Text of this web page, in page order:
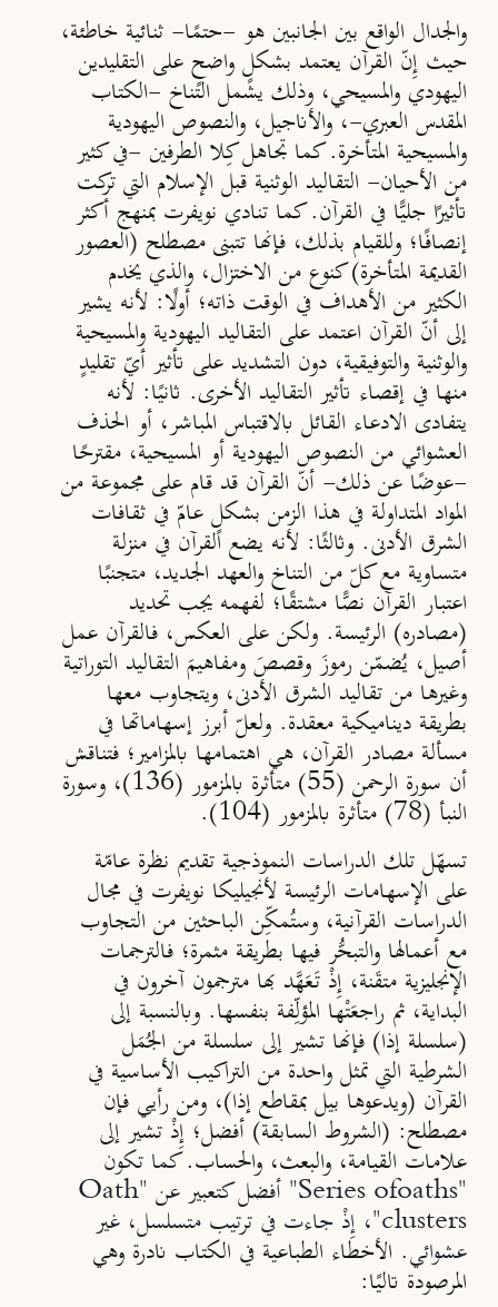
والجدال الواقع بين الجانبين هو -حتمًا- ثنائية خاطئة،
حيث إِنّ القرآن يعتمد بشكلٍ واضحٍ على التقليدين
اليهودي والمسيحي، وذلك يشمل التناخ -الكتاب
المقدس العبري-، والأناجيل، والنصوص اليهودية
والمسيحية المتأخرة. كما تجاهل كِلا الطرفين -في كثير
من الأحيان- التقاليد الوثنية قبل الإسلام التي تركت
تأثيرًا جليًّا في القرآن. كما تنادي نويفرت بمنهج أكثر
إنصافًا؛ وللقيام بذلك، فإنها تتبنى مصطلح (العصور
القديمة المتأخرة) كنوع من الاختزال، والذي يخدم
الكثير من الأهداف في الوقت ذاته؛ أولًا: لأنه يشير
إلى أنّ القرآن اعتمد على التقاليد اليهودية والمسيحية
والوثنية والتوفيقية، دون التشديد على تأثير أيّ تقليدٍ
منها في إقصاء تأثير التقاليد الأخرى. ثانيًا: لأنه
يتفادى الادعاء القائل بالاقتباس المباشر، أو الحذف
العشوائي من النصوص اليهودية أو المسيحية، مقترحًا
-عوضًا عن ذلك- أنّ القرآن قد قام على مجموعة من
المواد المتداولة في هذا الزمن بشكلٍ عامّ في ثقافات
الشرق الأدنى. وثالثًا: لأنه يضع القرآن في منزلة
متساوية مع كلّ من التناخ والعهد الجديد، متجنبًا
اعتبار القرآن نصًّا مشتقًا؛ لفهمه يجب تحديد
(مصادره) الرئيسة. ولكن على العكس، فالقرآن عمل
أصيل، يُضمّن رموزَ وقصصَ ومفاهيمَ التقاليد التوراتية
وغيرها من تقاليد الشرق الأدنى، ويتجاوب معها
بطريقة ديناميكية معقدة. ولعلّ أبرز إسهاماتها في
مسألة مصادر القرآن، هي اهتمامها بالمزامير؛ فتناقش
أن سورة الرحمن (55) متأثرة بالمزمور (136)، وسورة
النبأ (78) متأثرة بالمزمور (104).
تسهّل تلك الدراسات النموذجية تقديم نظرة عامّة
على الإسهامات الرئيسة لأنجيليكا نويفرت في مجال
الدراسات القرآنية، وستُمكِّن الباحثين من التجاوب
مع أعمالها والتبحُّر فيها بطريقة مثمرة؛ فالترجمات
الإنجليزية متقَنة، إِذْ تَعَهَّد بها مترجمون آخرون في
البداية، ثم راجعَتْها المؤلِّفة بنفسها. وبالنسبة إلى
(سلسلة إذا) فإنها تشير إلى سلسلة من الجُمَل
الشرطية التي تمثل واحدة من التراكيب الأساسية في
القرآن (ويدعوها بيل بمقاطع إذا)، ومن رأيي فإن
مصطلح: (الشروط السابقة) أفضل؛ إِذْ تشير إلى
علامات القيامة، والبعث، والحساب.كما تكون
"
Series ofoaths
" أفضل كتعبير عن "
Oath
clusters
"، إِذْ جاءت في ترتيب متسلسل، غير
عشوائي. الأخطاء الطباعية في الكتاب نادرة وهي
المرصودة تاليًا: